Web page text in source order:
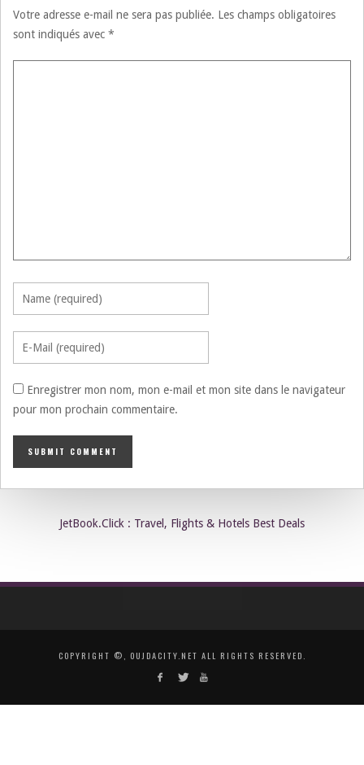
Votre adresse e-mail ne sera pas publiée. Les champs obligatoires
sont indiqués avec *
Enregistrer mon nom, mon e-mail et mon site dans le navigateur
pour mon prochain commentaire.
JetBook.Click : Travel, Flights & Hotels Best Deals
COPYRIGHT ©, OUJDACITY.NET ALL RIGHTS RESERVED.